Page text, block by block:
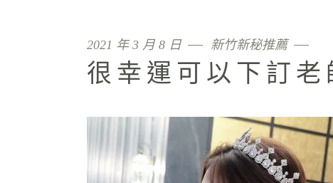
2021 年 3 月 8 日 新竹新秘推薦
很幸運可以下訂老